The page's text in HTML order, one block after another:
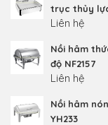
trục thủy lực
Liên hệ
Nồi hâm
độ NF2157
Liên hệ
Nồi hâm
YH233